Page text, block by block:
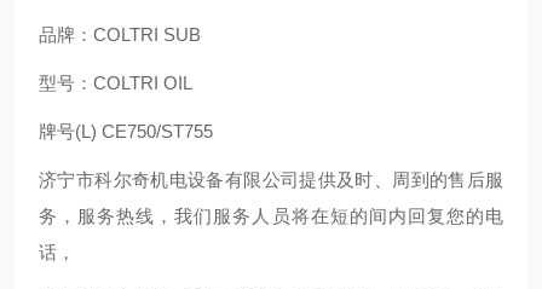
品牌：COLTRI SUB
型号：COLTRI OIL
牌号(L) CE750/ST755
济宁市科尔奇机电设备有限公司提供及时、周到的售后服
务，服务热线，我们服务人员将在短的间内回复您的电
话，